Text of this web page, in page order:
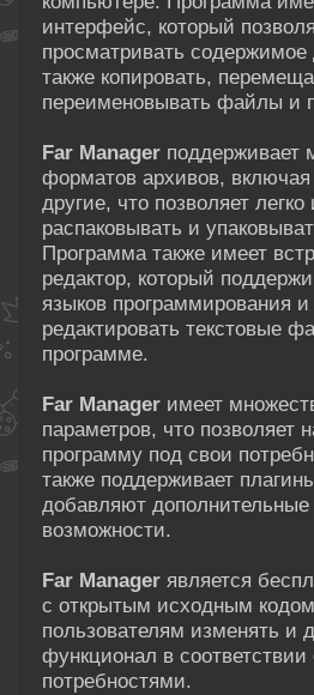
интерфейс, который
просматривать содержимое
также копировать,
переименовывать файлы и
Far Manager поддерживает
форматов архивов,
другие, что позволяет
распаковывать и
Программа также имеет
редактор, который
языков программирования и
редактировать текстовые
программе.
Far Manager имеет
параметров, что позволяет
программу под свои
также поддерживает
добавляют
возможности.
Far Manager является
с открытым исходным
пользователям изменять и
функционал в соответствии
потребностями.